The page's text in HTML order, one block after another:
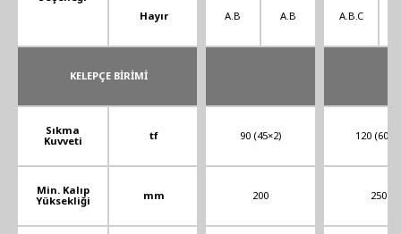
Hayır
KELEPÇE BİRİMİ
Sıkma
Kuvveti
tf
Min. Kalıp
Yüksekliği
mm
A.B A.B
90 (45×2)
200
A.B.C
120 (60×2)
250